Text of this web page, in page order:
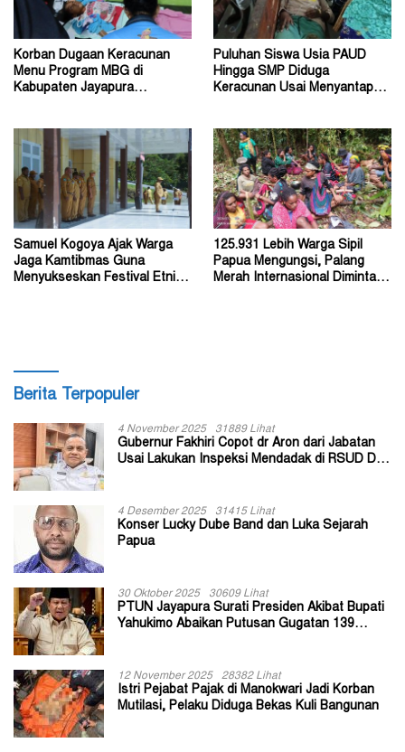
Korban Dugaan Keracunan
Menu Program MBG di
Kabupaten Jayapura
Puluhan Siswa Usia PAUD
Hingga SMP Diduga
Keracunan Usai Menyantap
Samuel Kogoya Ajak Warga
Jaga Kamtibmas Guna
Menyukseskan Festival Etnik
125.931 Lebih Warga Sipil
Papua Mengungsi, Palang
Merah Internasional Diminta
Berita Terpopuler
4 November 2025 31889 Lihat
Gubernur Fakhiri Copot dr Aron dari Jabatan
Usai Lakukan Inspeksi Mendadak di RSUD Dok
4 Desember 2025 31415 Lihat
Konser Lucky Dube Band dan Luka Sejarah
Papua
30 Oktober 2025 30609 Lihat
PTUN Jayapura Surati Presiden Akibat Bupati
Yahukimo Abaikan Putusan Gugatan 139
12 November 2025 28382 Lihat
Istri Pejabat Pajak di Manokwari Jadi Korban
Mutilasi, Pelaku Diduga Bekas Kuli Bangunan